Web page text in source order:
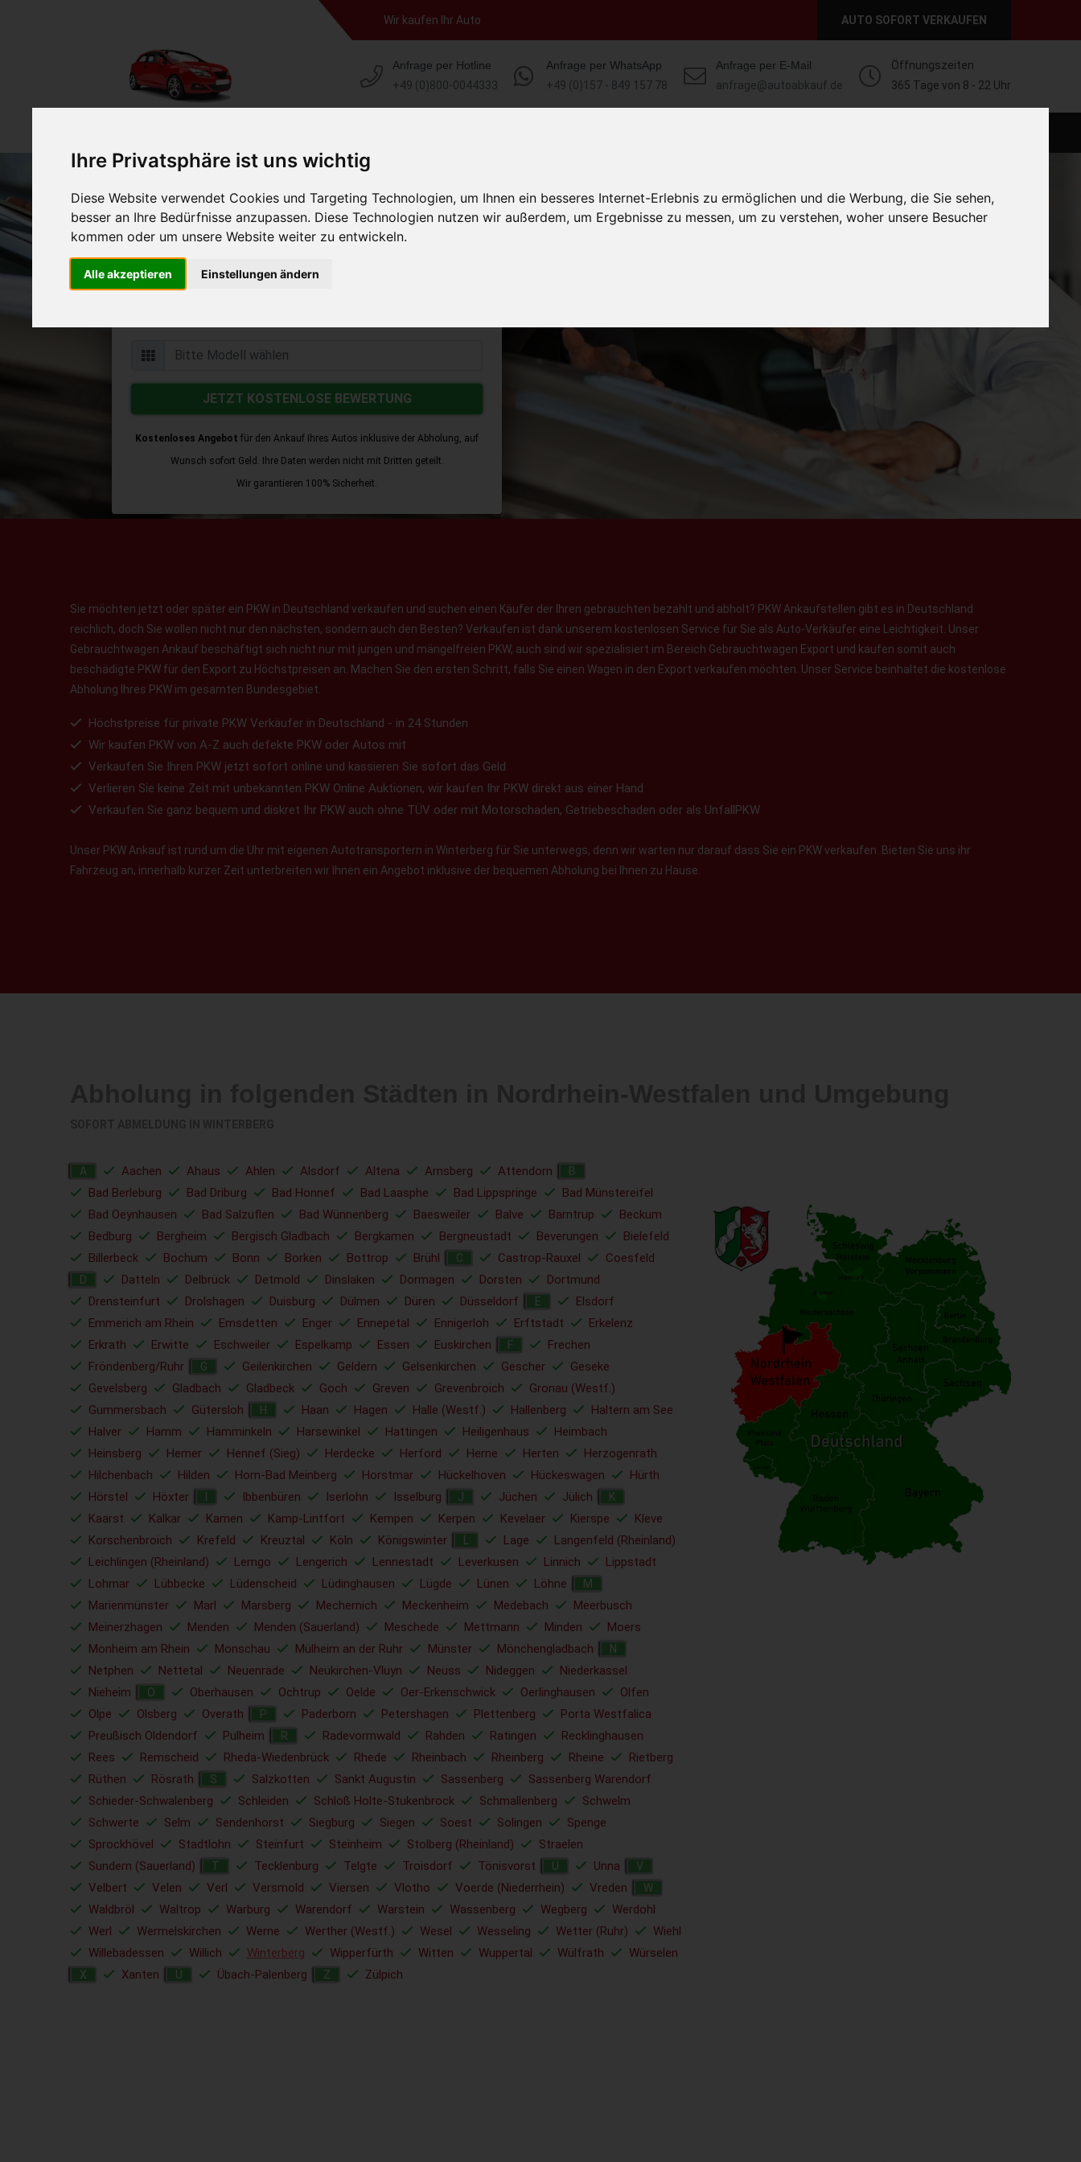
Ihre Privatsphäre ist uns wichtig
Diese Website verwendet Cookies und Targeting Technologien, um Ihnen ein besseres Internet-Erlebnis zu ermöglichen und die Werbung, die Sie sehen,
besser an Ihre Bedürfnisse anzupassen. Diese Technologien nutzen wir außerdem, um Ergebnisse zu messen, um zu verstehen, woher unsere Besucher
kommen oder um unsere Website weiter zu entwickeln.
Alle akzeptieren Einstellungen ändern
Wir kaufen Ihr Auto AUTO SOFORT VERKAUFEN
Anfrage per Hotline
+49 (0)800-0044333
Anfrage per WhatsApp
+49 (0)157 - 849 157 78
Anfrage per E-Mail
anfrage@autoabkauf.de
Öffnungszeiten
365 Tage von 8 - 22 Uhr
Auto verkaufen in Winterberg Nordrhein-
Westfalen (Deutschland)
Online Auto verkaufen & gratis abholen lassen
Auf Wunsch sofort Geld für Ihr Auto erhalten
JETZT KOSTENLOSE BEWERTUNG
Kostenloses Angebot für den Ankauf Ihres Autos inklusive der Abholung, auf
Wunsch sofort Geld. Ihre Daten werden nicht mit Dritten geteilt.
Wir garantieren 100% Sicherheit.
Sie möchten jetzt oder später ein PKW in Deutschland verkaufen und suchen einen Käufer der Ihren gebrauchten bezahlt und abholt? PKW Ankaufstellen gibt es in Deutschland
reichlich, doch Sie wollen nicht nur den nächsten, sondern auch den Besten? Verkaufen ist dank unserem kostenlosen Service für Sie als Auto-Verkäufer eine Leichtigkeit. Unser
Gebrauchtwagen Ankauf beschäftigt sich nicht nur mit jungen und mängelfreien PKW, auch sind wir spezialisiert im Bereich Gebrauchtwagen Export und kaufen somit auch
beschädigte PKW für den Export zu Höchstpreisen an. Machen Sie den ersten Schritt, falls Sie einen Wagen in den Export verkaufen möchten. Unser Service beinhaltet die kostenlose
Abholung Ihres PKW im gesamten Bundesgebiet.
Höchstpreise für private PKW Verkäufer in Deutschland - in 24 Stunden
Wir kaufen PKW von A-Z auch defekte PKW oder Autos mit
Verkaufen Sie Ihren PKW jetzt sofort online und kassieren Sie sofort das Geld
Verlieren Sie keine Zeit mit unbekannten PKW Online Auktionen, wir kaufen Ihr PKW direkt aus einer Hand
Verkaufen Sie ganz bequem und diskret Ihr PKW auch ohne TÜV oder mit Motorschaden, Getriebeschaden oder als UnfallPKW
Unser PKW Ankauf ist rund um die Uhr mit eigenen Autotransportern in Winterberg für Sie unterwegs, denn wir warten nur darauf dass Sie ein PKW verkaufen. Bieten Sie uns ihr
Fahrzeug an, innerhalb kurzer Zeit unterbreiten wir Ihnen ein Angebot inklusive der bequemen Abholung bei Ihnen zu Hause.
A Aachen Ahaus Ahlen Alsdorf Altena Arnsberg Attendorn B
Bad Berleburg Bad Driburg Bad Honnef Bad Laasphe Bad Lippspringe
Bad Münstereifel
Bad Oeynhausen
Bad Salzuflen Bad Wünnenberg Baesweiler Balve Barntrup
Beckum
Bedburg
Bergheim Bergisch Gladbach Bergkamen Bergneustadt Beverungen
Bielefeld
Billerbeck
Bochum Bonn Borken Bottrop Brühl C Castrop-Rauxel Coesfeld
D Datteln Delbrück Detmold Dinslaken Dormagen Dorsten
Dortmund
Drensteinfurt
Drolshagen Duisburg Dülmen Düren Düsseldorf E
Elsdorf
Emmerich am Rhein
Emsdetten Enger Ennepetal Ennigerloh Erftstadt
Erkelenz
Erkrath
Erwitte Eschweiler Espelkamp Essen Euskirchen F
Frechen
Fröndenberg/Ruhr
G Geilenkirchen Geldern Gelsenkirchen Gescher
Geseke
Gevelsberg
Gladbach Gladbeck Goch Greven Grevenbroich
Gronau (Westf.)
Gummersbach
Gütersloh H Haan Hagen Halle (Westf.) Hallenberg
Haltern am See
Halver
Hamm Hamminkeln Harsewinkel Hattingen Heiligenhaus
Heimbach
Heinsberg
Hemer Hennef (Sieg) Herdecke Herford Herne Herten
Herzogenrath
Hilchenbach
Hilden Horn-Bad Meinberg Horstmar Hückelhoven Hückeswagen
Hürth
Hörstel
Höxter Ibbenbüren Iserlohn Isselburg J Jüchen Jülich K
Kaarst Kalkar Kamen Kamp-Lintfort Kempen Kerpen Kevelaer Kierspe
Kleve
Korschenbroich
Krefeld Kreuztal Köln Königswinter Lage
Langenfeld (Rheinland)
Leichlingen (Rheinland)
Lemgo Lengerich Lennestadt Leverkusen Linnich
Lippstadt
Lohmar
Lübbecke Lüdenscheid Lüdinghausen Lügde Lünen Löhne M
Marienmünster Marl Marsberg Mechernich Meckenheim Medebach
Meerbusch
Meinerzhagen
Menden Menden (Sauerland) Meschede Mettmann Minden
Moers
Monheim am Rhein
Monschau Mülheim an der Ruhr Münster Mönchengladbach N
Netphen Nettetal Neuenrade Neukirchen-Vluyn Neuss Nideggen
Niederkassel
Nieheim
O Oberhausen Ochtrup Oelde Oer-Erkenschwick Oerlinghausen
Olfen
Olpe
Olsberg Overath P Paderborn Petershagen Plettenberg
Porta Westfalica
Preußisch Oldendorf
Pulheim R Radevormwald Rahden Ratingen
Recklinghausen
Rees
Remscheid Rheda-Wiedenbrück Rhede Rheinbach Rheinberg Rheine
Rietberg
Rüthen
Rösrath S Salzkotten Sankt Augustin Sassenberg
Sassenberg Warendorf
Schieder-Schwalenberg
Schleiden Schloß Holte-Stukenbrock Schmallenberg
Schwelm
Schwerte
Selm Sendenhorst Siegburg Siegen Soest Solingen
Spenge
Sprockhövel
Stadtlohn Steinfurt Steinheim Stolberg (Rheinland)
Straelen
Sundern (Sauerland)
T Tecklenburg Telgte Troisdorf Tönisvorst U Unna V
Velbert Velen Verl Versmold Viersen Vlotho Voerde (Niederrhein) Vreden W
Waldbröl Waltrop Warburg Warendorf Warstein Wassenberg Wegberg
Werdohl
Werl
Wermelskirchen Werne Werther (Westf.) Wesel Wesseling Wetter (Ruhr)
Wiehl
Willebadessen
Willich Winterberg Wipperfürth Witten Wuppertal Wülfrath Würselen
X Xanten Ü Übach-Palenberg Z Zülpich